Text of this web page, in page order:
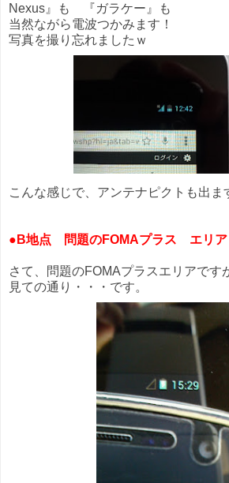
Nexus』も
『ガラケー』も
当然ながら電波つかみます！
写真を撮り忘れましたｗ
こんな感じで、アンテナピクトも出ま
● B地点 問題のFOMAプラス エリア
さて、問題のFOMAプラスエリアです
見ての通り・・・です。